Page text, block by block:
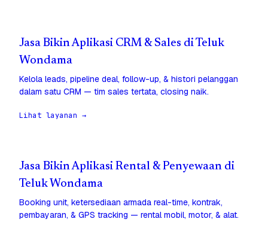
Jasa Bikin Aplikasi CRM & Sales di Teluk
Wondama
Kelola leads, pipeline deal, follow-up, & histori pelanggan
dalam satu CRM — tim sales tertata, closing naik.
Lihat layanan →
Jasa Bikin Aplikasi Rental & Penyewaan di
Teluk Wondama
Booking unit, ketersediaan armada real-time, kontrak,
pembayaran, & GPS tracking — rental mobil, motor, & alat.